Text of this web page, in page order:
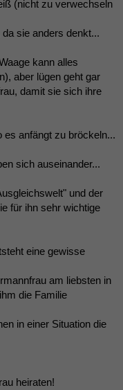
(nicht zu verwechseln
sie anders denkt...
kann alles
aber lügen geht gar
damit sie sich ihre
anfängt zu bröckeln...
sich auseinander...
und der
für ihn sehr wichtige
eine gewisse
am liebsten in
die Familie
in einer Situation die
heiraten!